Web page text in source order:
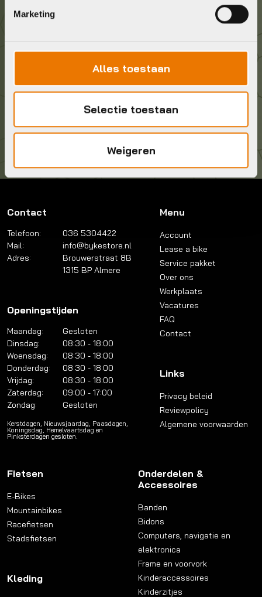
Marketing
Alles toestaan
Selectie toestaan
Weigeren
info@bykestore.nl
Geef ons een belletje
Kom langs!
1315 BP Almere
Contact
Telefoon:
036 5304422
Mail:
info@bykestore.nl
Adres:
Brouwerstraat 8B
1315 BP Almere
Openingstijden
Maandag:
Gesloten
Dinsdag:
08:30 - 18:00
Woensdag:
08:30 - 18:00
Donderdag:
08:30 - 18:00
Vrijdag:
08:30 - 18:00
Zaterdag:
09:00 - 17:00
Zondag:
Gesloten
Kerstdagen, Nieuwsjaardag, Paasdagen,
Koningsdag, Hemelvaartsdag en
Pinksterdagen gesloten.
Menu
Account
Lease a bike
Service pakket
Over ons
Werkplaats
Vacatures
FAQ
Contact
Links
Privacy beleid
Reviewpolicy
Algemene voorwaarden
Fietsen
E-Bikes
Mountainbikes
Racefietsen
Stadsfietsen
Kleding
Onderdelen &
Accessoires
Banden
Bidons
Computers, navigatie en
elektronica
Frame en voorvork
Kinderaccessoires
Kinderzitjes